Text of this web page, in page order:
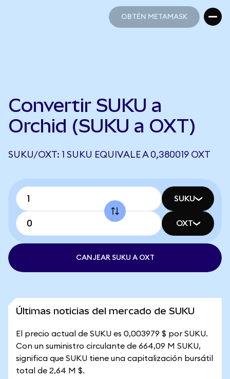
OBTÉN METAMASK
Convertir SUKU a
Orchid (SUKU a OXT)
SUKU/OXT: 1 SUKU EQUIVALE A 0,380019 OXT
SUKU
OXT
CANJEAR SUKU A OXT
Últimas noticias del mercado de SUKU
El precio actual de SUKU es 0,003979 $ por SUKU.
Con un suministro circulante de 664,09 M SUKU,
significa que SUKU tiene una capitalización bursátil
total de 2,64 M $.